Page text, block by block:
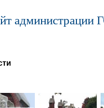
администрации